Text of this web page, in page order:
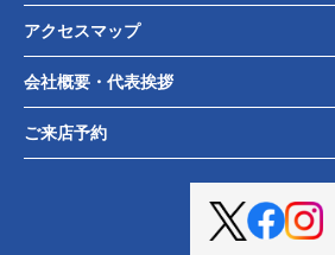
アクセスマップ
会社概要・代表挨拶
ご来店予約